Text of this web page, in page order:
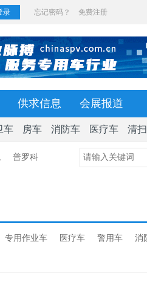
供求信息 会展报道
车 房车 消防车 医疗车 清
普罗科
专用作业车 医疗车 警用车 消